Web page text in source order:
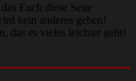
Euch diese Seite
kein anderes geben!
das es vieles leichter geht!